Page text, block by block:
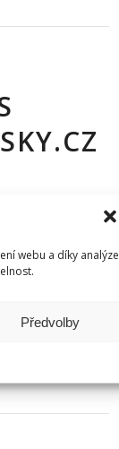
webu a díky analýze
Předvolby